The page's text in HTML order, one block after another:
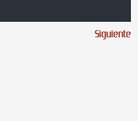
Siguiente